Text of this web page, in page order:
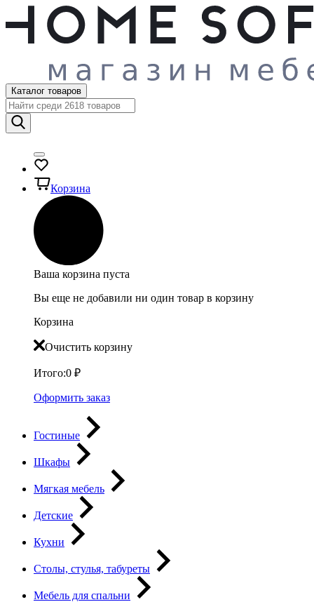
Каталог товаров
Корзина
Ваша корзина пуста
Вы еще не добавили ни один товар в корзину
Корзина
Очистить корзину
Итого:0 ₽
Оформить заказ
Гостиные
Шкафы
Мягкая мебель
Детские
Кухни
Столы, стулья, табуреты
Мебель для спальни